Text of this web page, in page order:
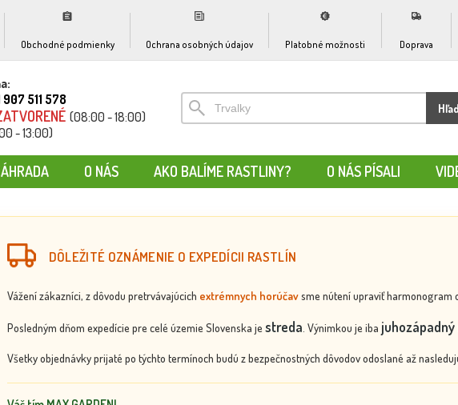
Obchodné podmienky Ochrana osobných údajov Platobné možnosti Doprava
907 511 578
(08:00 - 18:00)
- 13:00)
O NÁS AKO BALÍME RASTLINY? O NÁS PÍSALI
DÔLEŽITÉ OZNÁMENIE O EXPEDÍCII RASTLÍN
Vážení zákazníci, z dôvodu pretrvávajúcich extrémnych horúčavsme nútení upraviť harmonogram
Posledným dňom expedície pre celé územie Slovenska je streda . Výnimkou je iba
Všetky objednávky prijaté po týchto termínoch budú z bezpečnostných dôvodov odoslané až